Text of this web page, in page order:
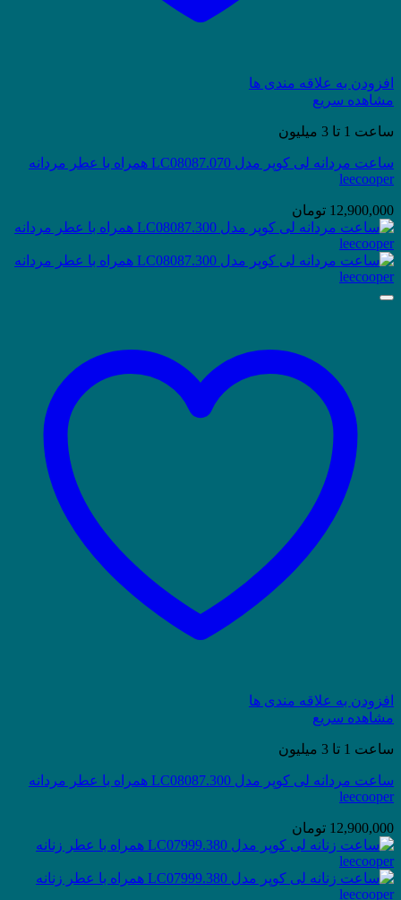
افزودن به علاقه مندی ها
مشاهده سریع
ساعت 1 تا 3 میلیون
ساعت مردانه لی کوپر مدل LC08087.070 همراه با عطر مردانه
leecooper
12,900,000 تومان
افزودن به علاقه مندی ها
مشاهده سریع
ساعت 1 تا 3 میلیون
ساعت مردانه لی کوپر مدل LC08087.300 همراه با عطر مردانه
leecooper
12,900,000 تومان